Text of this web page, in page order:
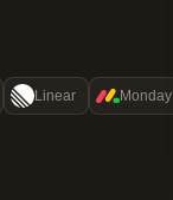
Linear Monday